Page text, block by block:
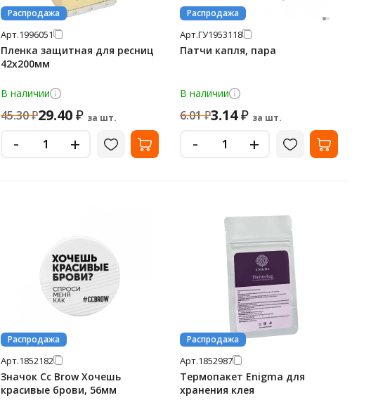
Распродажа
Арт.1996051
Пленка защитная для ресниц
42х200мм
В наличии
45.30₽29.40₽ за шт.
- +
Распродажа
Арт.ГУ1953118
Патчи капля, пара
В наличии
6.01₽3.14₽ за шт.
- +
Распродажа
Арт.1852182
Значок Cc Brow Хочешь
красивые брови, 56мм
Распродажа
Арт.1852987
Термопакет Enigma для
хранения клея